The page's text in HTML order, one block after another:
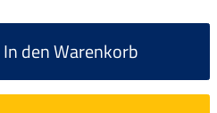
In den Warenkorb